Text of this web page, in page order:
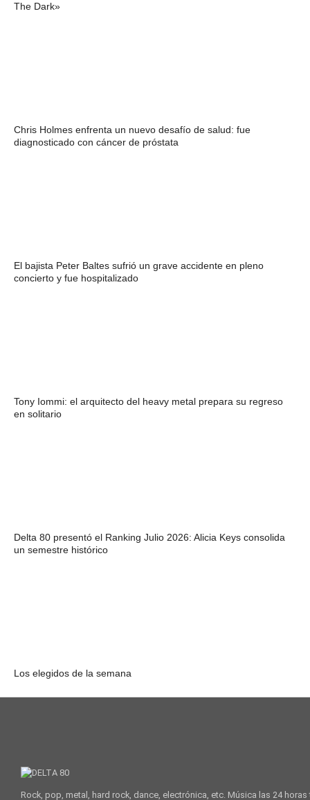
The Dark»
Chris Holmes enfrenta un nuevo desafío de salud: fue
diagnosticado con cáncer de próstata
El bajista Peter Baltes sufrió un grave accidente en pleno
concierto y fue hospitalizado
Tony Iommi: el arquitecto del heavy metal prepara su regreso
en solitario
Delta 80 presentó el Ranking Julio 2026: Alicia Keys consolida
un semestre histórico
Los elegidos de la semana
Rock, pop, metal, hard rock, dance, electrónica, etc. Música las 24